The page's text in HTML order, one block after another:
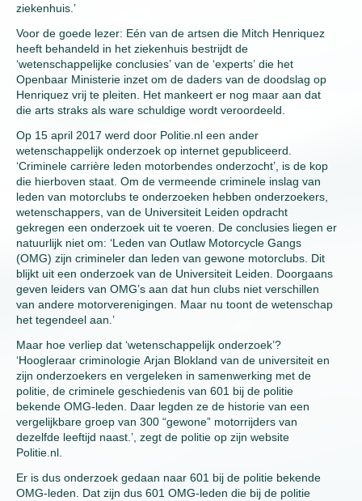
ziekenhuis.’
Voor de goede lezer: Eén van de artsen die Mitch Henriquez
heeft behandeld in het ziekenhuis bestrijdt de
‘wetenschappelijke conclusies’ van de ‘experts’ die het
Openbaar Ministerie inzet om de daders van de doodslag op
Henriquez vrij te pleiten. Het mankeert er nog maar aan dat
die arts straks als ware schuldige wordt veroordeeld.
Op 15 april 2017 werd door Politie.nl een ander
wetenschappelijk onderzoek op internet gepubliceerd.
‘Criminele carrière leden motorbendes onderzocht’, is de kop
die hierboven staat. Om de vermeende criminele inslag van
leden van motorclubs te onderzoeken hebben onderzoekers,
wetenschappers, van de Universiteit Leiden opdracht
gekregen een onderzoek uit te voeren. De conclusies liegen er
natuurlijk niet om: ‘Leden van Outlaw Motorcycle Gangs
(OMG) zijn crimineler dan leden van gewone motorclubs. Dit
blijkt uit een onderzoek van de Universiteit Leiden. Doorgaans
geven leiders van OMG’s aan dat hun clubs niet verschillen
van andere motorverenigingen. Maar nu toont de wetenschap
het tegendeel aan.’
Maar hoe verliep dat ‘wetenschappelijk onderzoek’?
‘Hoogleraar criminologie Arjan Blokland van de universiteit en
zijn onderzoekers en vergeleken in samenwerking met de
politie, de criminele geschiedenis van 601 bij de politie
bekende OMG-leden. Daar legden ze de historie van een
vergelijkbare groep van 300 “gewone” motorrijders van
dezelfde leeftijd naast.’, zegt de politie op zijn website
Politie.nl.
Er is dus onderzoek gedaan naar 601 bij de politie bekende
OMG-leden. Dat zijn dus 601 OMG-leden die bij de politie